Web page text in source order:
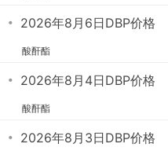
・ 2026年8月6日DBP价格
酸酐酯
・ 2026年8月4日DBP价格
酸酐酯
・ 2026年8月3日DBP价格